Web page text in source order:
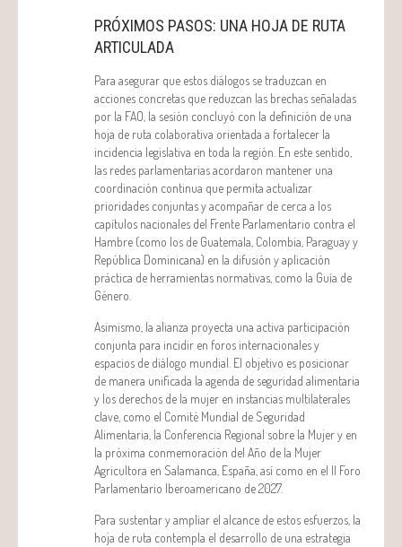
PRÓXIMOS PASOS: UNA HOJA DE RUTA
ARTICULADA
Para asegurar que estos diálogos se traduzcan en
acciones concretas que reduzcan las brechas señaladas
por la FAO, la sesión concluyó con la definición de una
hoja de ruta colaborativa orientada a fortalecer la
incidencia legislativa en toda la región. En este sentido,
las redes parlamentarias acordaron mantener una
coordinación continua que permita actualizar
prioridades conjuntas y acompañar de cerca a los
capítulos nacionales del Frente Parlamentario contra el
Hambre (como los de Guatemala, Colombia, Paraguay y
República Dominicana) en la difusión y aplicación
práctica de herramientas normativas, como la Guía de
Género.
Asimismo, la alianza proyecta una activa participación
conjunta para incidir en foros internacionales y
espacios de diálogo mundial. El objetivo es posicionar
de manera unificada la agenda de seguridad alimentaria
y los derechos de la mujer en instancias multilaterales
clave, como el Comité Mundial de Seguridad
Alimentaria, la Conferencia Regional sobre la Mujer y en
la próxima conmemoración del Año de la Mujer
Agricultora en Salamanca, España, así como en el II Foro
Parlamentario Iberoamericano de 2027.
Para sustentar y ampliar el alcance de estos esfuerzos, la
hoja de ruta contempla el desarrollo de una estrategia